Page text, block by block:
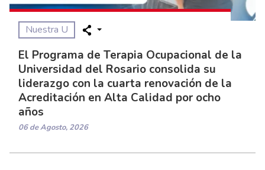
Nuestra U
El Programa de Terapia Ocupacional de la
Universidad del Rosario consolida su
liderazgo con la cuarta renovación de la
Acreditación en Alta Calidad por ocho
años
06 de Agosto, 2026